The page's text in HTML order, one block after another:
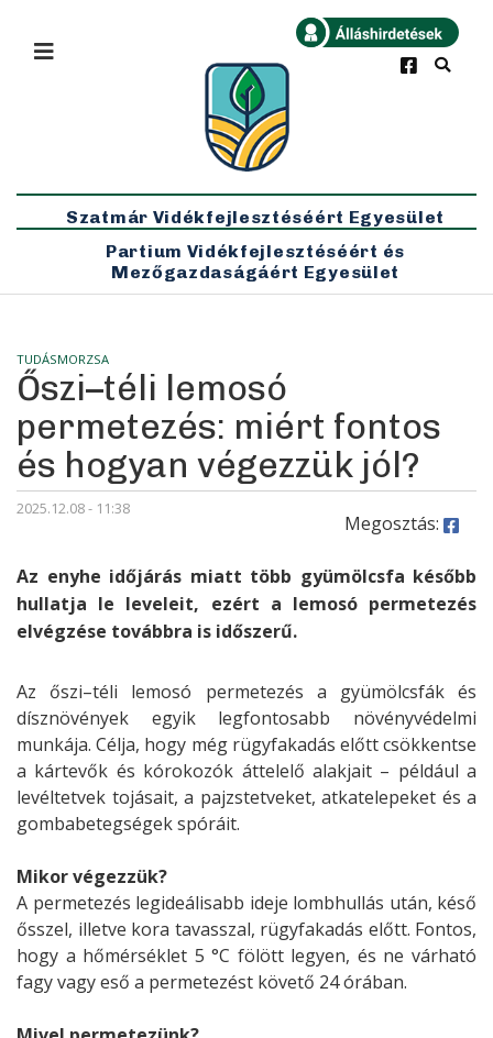
Legfrissebb
×
Szatmár Vidékfejlesztéséért Egyesület
Partium Vidékfejlesztéséért és
Mezőgazdaságáért Egyesület
TUDÁSMORZSA
Őszi–téli lemosó
permetezés: miért fontos
és hogyan végezzük jól?
2025.12.08 - 11:38
Megosztás:
Az enyhe időjárás miatt több gyümölcsfa később
hullatja le leveleit, ezért a lemosó permetezés
elvégzése továbbra is időszerű.
Az őszi–téli lemosó permetezés a gyümölcsfák és
dísznövények egyik legfontosabb növényvédelmi
munkája. Célja, hogy még rügyfakadás előtt csökkentse
a kártevők és kórokozók áttelelő alakjait – például a
levéltetvek tojásait, a pajzstetveket, atkatelepeket és a
gombabetegségek spóráit.
Mikor végezzük?
A permetezés legideálisabb ideje lombhullás után, késő
ősszel, illetve kora tavasszal, rügyfakadás előtt. Fontos,
hogy a hőmérséklet 5 °C fölött legyen, és ne várható
fagy vagy eső a permetezést követő 24 órában.